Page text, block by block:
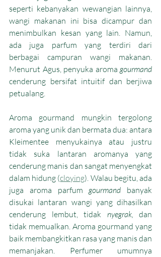
seperti kebanyakan wewangian lainnya,
wangi makanan ini bisa dicampur dan
menimbulkan kesan yang lain. Namun,
ada juga parfum yang terdiri dari
berbagai campuran wangi makanan.
Menurut Agus, penyuka aroma
cenderung bersifat intuitif dan berjiwa
petualang.
Aroma gourmand mungkin tergolong
aroma yang unik dan bermata dua: antara
Kleimentee menyukainya atau justru
tidak suka lantaran aromanya yang
cenderung manis dan sangat menyengkat
dalam hidung (cloying). Walau begitu, ada
juga aroma parfum gourmand banyak
disukai lantaran wangi yang dihasilkan
cenderung lembut, tidak nyegrak, dan
tidak memualkan. Aroma gourmand yang
baik membangkitkan rasa yang manis dan
memanjakan. Perfumer umumnya